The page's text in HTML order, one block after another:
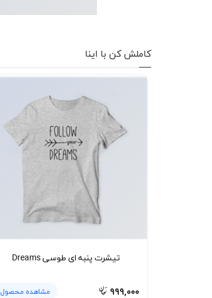
کاملش کن با اینا
تیشرت پنبه ای طوسی Dreams
۹۹۹,۰۰۰ مشاهده محصول